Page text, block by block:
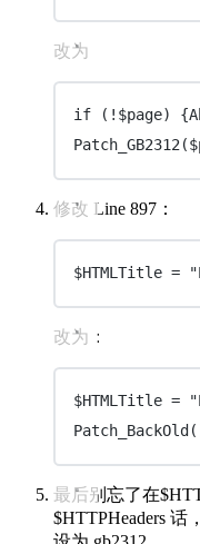
改为
if (!$page)
修改 Line 897：
$HTMLTitle =
改为：
$HTMLTitle =
最后别忘了在
$HTTPHeaders 话